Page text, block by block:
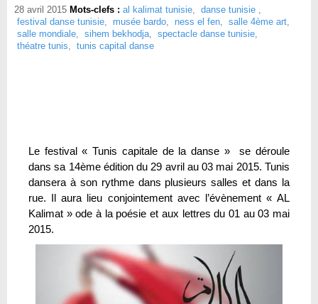
28 avril 2015 Mots-clefs : al kalimat tunisie, danse tunisie ,
festival danse tunisie, musée bardo, ness el fen, salle 4ème art,
salle mondiale, sihem bekhodja, spectacle danse tunisie,
théatre tunis, tunis capital danse
Le festival « Tunis capitale de la danse » se déroule
dans sa 14ème édition du 29 avril au 03 mai 2015. Tunis
dansera à son rythme dans plusieurs salles et dans la
rue. Il aura lieu conjointement avec l’évènement « AL
Kalimat » ode à la poésie et aux lettres du 01 au 03 mai
2015.